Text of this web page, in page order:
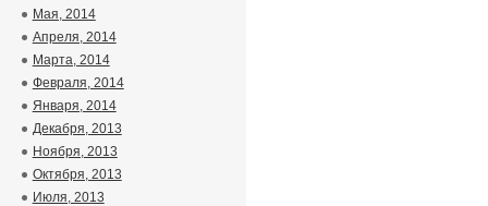
Мая, 2014
Апреля, 2014
Марта, 2014
Февраля, 2014
Января, 2014
Декабря, 2013
Ноября, 2013
Октября, 2013
Июля, 2013